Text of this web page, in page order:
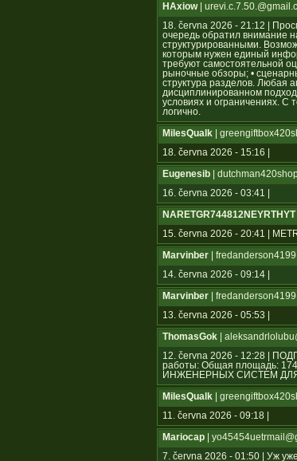
HAxiow|
18. června 2026 - 21:12 |
очередь обратил внимание
структурированными.
которым нужен единый
требуют самостоятельной
рыночные обзоры; •
структура разделов. Любая
дисциплинированном
условиях и ограничениях. С
логично.
MilesQualk |
18. června 2026 - 15:16 |
Eugenesib |
16. června 2026 - 03:41 |
NARETGR744812NEYRTHYT
15. června 2026 - 20:41 |
Marvinber |
14. června 2026 - 09:14 |
Marvinber |
13. června 2026 - 05:53 |
ThomasGok |
12. června 2026 - 12:28 |
работы: Общая площадь:
ИНЖЕНЕРНЫХ СИСТЕМ
MilesQualk |
11. června 2026 - 09:18 |
Mariocap |
7. června 2026 - 01:50 | Уж